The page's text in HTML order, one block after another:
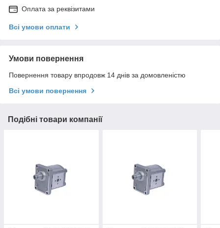
Оплата за реквізитами
Всі умови оплати
Умови повернення
Повернення товару впродовж 14 днів за домовленістю
Всі умови повернення
Подібні товари компанії